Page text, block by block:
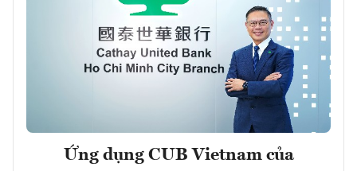
Ứng dụng CUB Vietnam của